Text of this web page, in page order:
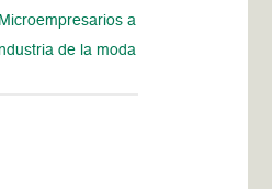
a
de la moda